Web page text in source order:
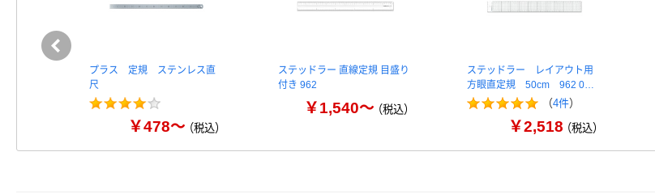
プラス 定規 ステンレス直
尺
￥478～（税込）
ステッドラー 直線定規 目盛り
付き 962
￥1,540～（税込）
ステッドラー レイアウト用
方眼直定規 50cm 962 0…
（4件）
￥2,518（税込）